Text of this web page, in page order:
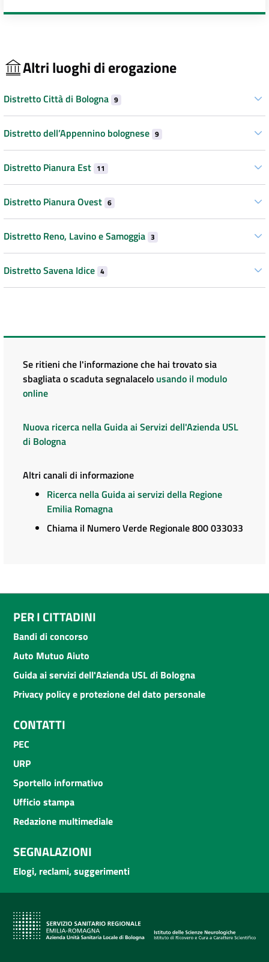
Altri luoghi di erogazione
Distretto Città di Bologna 9
Distretto dell’Appennino bolognese 9
Distretto Pianura Est 11
Distretto Pianura Ovest 6
Distretto Reno, Lavino e Samoggia 3
Distretto Savena Idice 4
Se ritieni che l'informazione che hai trovato sia
sbagliata o scaduta segnalacelo usando il modulo
online
Nuova ricerca nella Guida ai Servizi dell'Azienda USL
di Bologna
Altri canali di informazione
Ricerca nella Guida ai servizi della Regione
Emilia Romagna
Chiama il Numero Verde Regionale 800 033033
PER I CITTADINI
Bandi di concorso
Auto Mutuo Aiuto
Guida ai servizi dell'Azienda USL di Bologna
Privacy policy e protezione del dato personale
CONTATTI
PEC
URP
Sportello informativo
Ufficio stampa
Redazione multimediale
SEGNALAZIONI
Elogi, reclami, suggerimenti